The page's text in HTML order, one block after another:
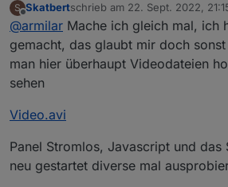
@skatbert
Vlt. kannst Du zwei Sachen
nicht geschehen:
starten.
@Kuckuckmann: Versuch wäre
Script nur auf die Events
andere Navi drin. (bPrev/bNext)
https://
ui/
oker/NsPanelTs.ts
S
Offline
Skatbertschrieb am 22. Sept. 2022,
zuletzt editiert von
@armilar Mache ich gleich mal, ich
gemacht, das glaubt mir doch
man hier überhaupt Videodateien
sehen
Video.avi
Panel Stromlos, Javascript und das
neu gestartet diverse mal